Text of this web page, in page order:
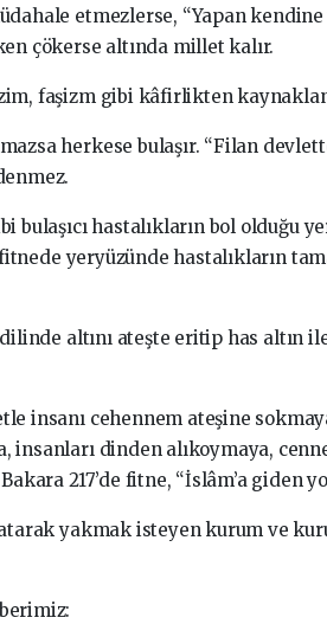
etmezlerse, “Yapan
çökerse altında millet kalır.
faşizm gibi kâfirlikten
herkese bulaşır. “Filan
bulaşıcı hastalıkların bol
yeryüzünde hastalıkların
dilinde altını ateşte eritip has altın
insanı cehennem ateşine
insanları dinden alıkoymaya,
217’de fitne, “İslâm’a giden
yakmak isteyen kurum ve